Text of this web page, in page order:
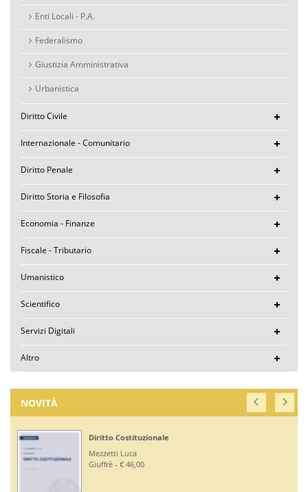
Enti Locali - P.A.
Federalismo
Giustizia Amministrativa
Urbanistica
Diritto Civile
Internazionale - Comunitario
Diritto Penale
Diritto Storia e Filosofia
Economia - Finanze
Fiscale - Tributario
Umanistico
Scientifico
Servizi Digitali
Altro
NOVITÀ
Diritto Costituzionale
Mezzetti Luca
Giuffrè - € 46,00